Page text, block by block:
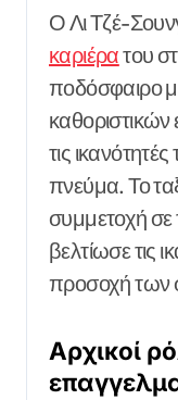
Ο Λι Τζέ-
καριέρατου
ποδόσφαιρο
τις
πνεύμα. Το
συμμετοχή
βελτίωσε τις
προσοχή των
Αρχικοί